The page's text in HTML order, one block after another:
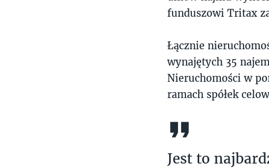
funduszowi Tritax
Łącznie
wynajętych 35
Nieruchomości w
ramach spółek
Jest to